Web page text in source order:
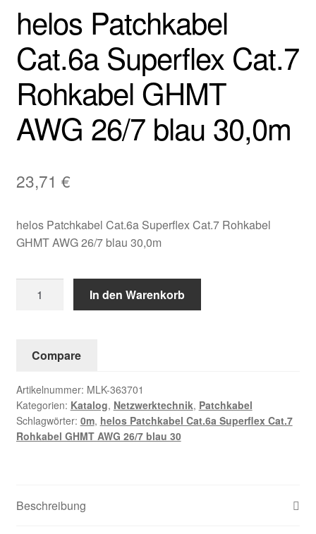
helos Patchkabel
Cat.6a Superflex Cat.7
Rohkabel GHMT
AWG 26/7 blau 30,0m
23,71 €
helos Patchkabel Cat.6a Superflex Cat.7 Rohkabel
GHMT AWG 26/7 blau 30,0m
Patchkabel
Cat.7
GHMT
AWG
26/7
blau
In den Warenkorb
Compare
Artikelnummer: MLK-363701
Kategorien: Katalog, Netzwerktechnik, Patchkabel
Schlagwörter: 0m, helos Patchkabel Cat.6a Superflex Cat.7
Rohkabel GHMT AWG 26/7 blau 30
Beschreibung